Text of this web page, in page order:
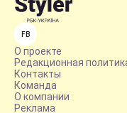
FB
О проекте
Редакционная
Контакты
Команда
О компании
Реклама